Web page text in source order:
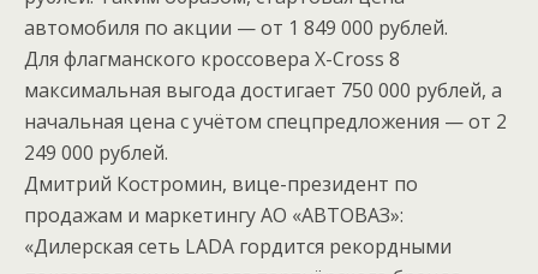
автомобиля по акции — от 1 849 000 рублей.
Для флагманского кроссовера X-Cross 8
максимальная выгода достигает 750 000 рублей, а
начальная цена с учётом спецпредложения — от 2
249 000 рублей.
Дмитрий Костромин, вице-президент по
продажам и маркетингу АО «АВТОВАЗ»:
«Дилерская сеть LADA гордится рекордными